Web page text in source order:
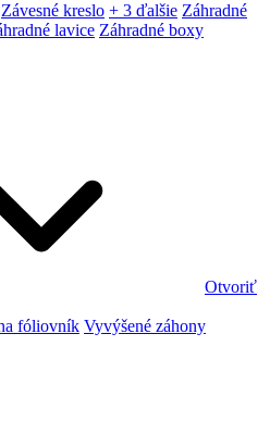
Závesné kreslo + 3 ďalšie Záhradné
lavice Záhradné boxy
Otvoriť
fóliovník Vyvýšené záhony